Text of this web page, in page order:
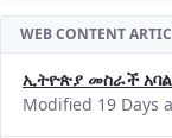
WEB CONTENT
ኢትዮጵያ መስራች አባል
Modified 19 Days